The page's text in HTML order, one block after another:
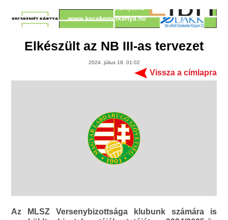
Elkészült az NB III-as tervezet
2024. július 18. 01:02
Vissza a címlapra
Az MLSZ Versenybizottsága klubunk számára is